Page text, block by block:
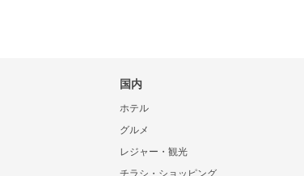
国内
ホテル
グルメ
レジャー・観光
チラシ・ショッピング